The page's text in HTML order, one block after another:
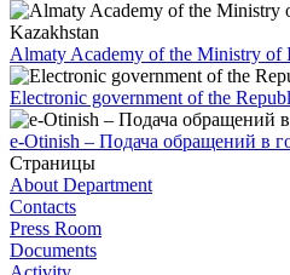
Almaty Academy of the Ministry of
Electronic government of the
e-Otinish – Подача обращений в
Страницы
About Department
Contacts
Press Room
Documents